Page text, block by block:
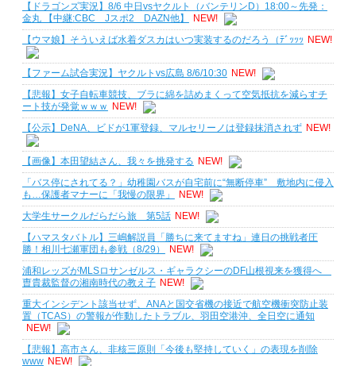
【ドラゴンズ実況】8/6 中日vsヤクルト（バンテリンD）18:00～先発：
金丸 【中継:CBC Jスポ2 DAZN他】
NEW!
【ウマ娘】そういえば水着ダスカはいつ実装するのだろう（ﾃﾞｯｯｯ NEW!
【ファーム試合実況】ヤクルトvs広島 8/6/10:30 NEW!
【悲報】女子自転車競技、ブラに綿を詰めまくって空気抵抗を減らすチ
ート技が発覚ｗｗｗ
NEW!
【公示】DeNA、ビドが1軍登録、マルセリーノは登録抹消されず NEW!
【画像】本田望結さん、我々を挑発する NEW!
「バス停にされてる？」幼稚園バスが自宅前に“無断停車” 敷地内に侵入
も…保護者マナーに「我慢の限界」
NEW!
大学生サークルだらだら旅 第5話 NEW!
【ハマスタバトル】三嶋解説員「勝ちに来てますね」連日の挑戦者圧
勝！相川七瀬軍団も参戦（8/29）
NEW!
浦和レッズがMLSロサンゼルス・ギャラクシーのDF山根視来を獲得へ
曺貴裁監督の湘南時代の教え子 NEW!
重大インシデント該当せず、ANAと国交省機の接近で航空機衝突防止装
置（TCAS）の警報が作動したトラブル、羽田空港沖、全日空に通知
NEW!
【悲報】高市さん、非核三原則「今後も堅持していく」の表現を削除
www NEW!